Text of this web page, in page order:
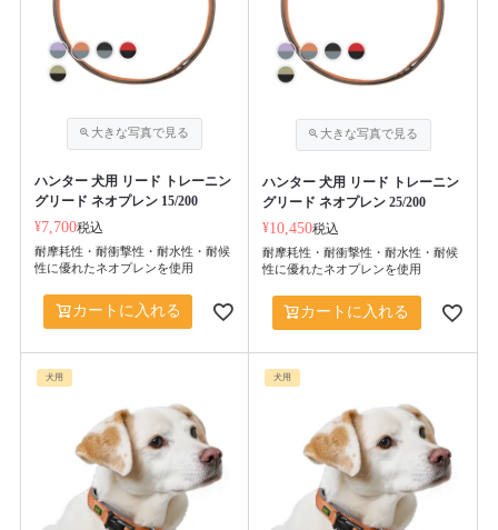
ハンター 犬用 リード トレーニン
グリード ネオプレン 15/200
¥7,700税込
耐摩耗性・耐衝撃性・耐水性・耐候
性に優れたネオプレンを使用
カートに入れる
ハンター 犬用 リード トレーニン
グリード ネオプレン 25/200
¥10,450税込
耐摩耗性・耐衝撃性・耐水性・耐候
性に優れたネオプレンを使用
カートに入れる
犬用 犬用